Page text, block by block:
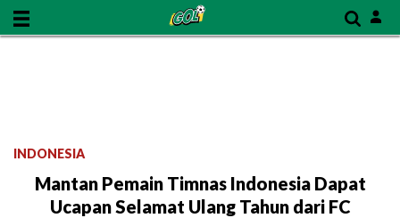
INDONESIA
Mantan Pemain Timnas Indonesia Dapat
Ucapan Selamat Ulang Tahun dari FC